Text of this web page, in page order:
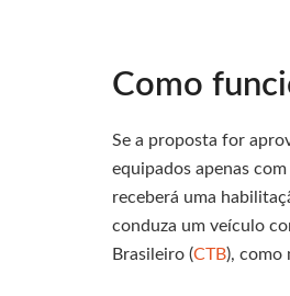
Como
Se a proposta for
equipados apenas
receberá uma
conduza um veículo
Brasileiro (CTB), como